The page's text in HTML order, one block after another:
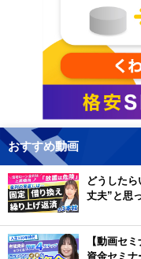
おすすめ動画
どうした
丈夫”と思
【動画セ
資金セミナ